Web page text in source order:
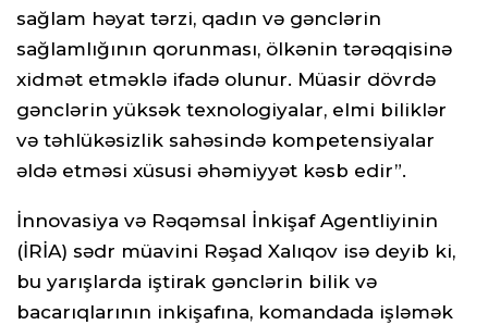
sağlam həyat tərzi, qadın və gənclərin
sağlamlığının qorunması, ölkənin tərəqqisinə
xidmət etməklə ifadə olunur. Müasir dövrdə
gənclərin yüksək texnologiyalar, elmi biliklər
və təhlükəsizlik sahəsində kompetensiyalar
əldə etməsi xüsusi əhəmiyyət kəsb edir”.
İnnovasiya və Rəqəmsal İnkişaf Agentliyinin
(İRİA) sədr müavini Rəşad Xalıqov isə deyib ki,
bu yarışlarda iştirak gənclərin bilik və
bacarıqlarının inkişafına, komandada işləmək